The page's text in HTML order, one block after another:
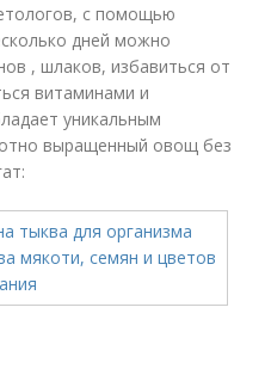
с помощью
дней можно
, шлаков, избавиться от
витаминами и
уникальным
выращенный овощ без